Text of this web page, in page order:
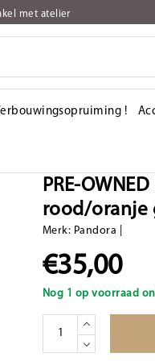
met atelier
!
PRE-
rood/oranje
Merk: Pandora
€35,00
Nog 1 op voorraad